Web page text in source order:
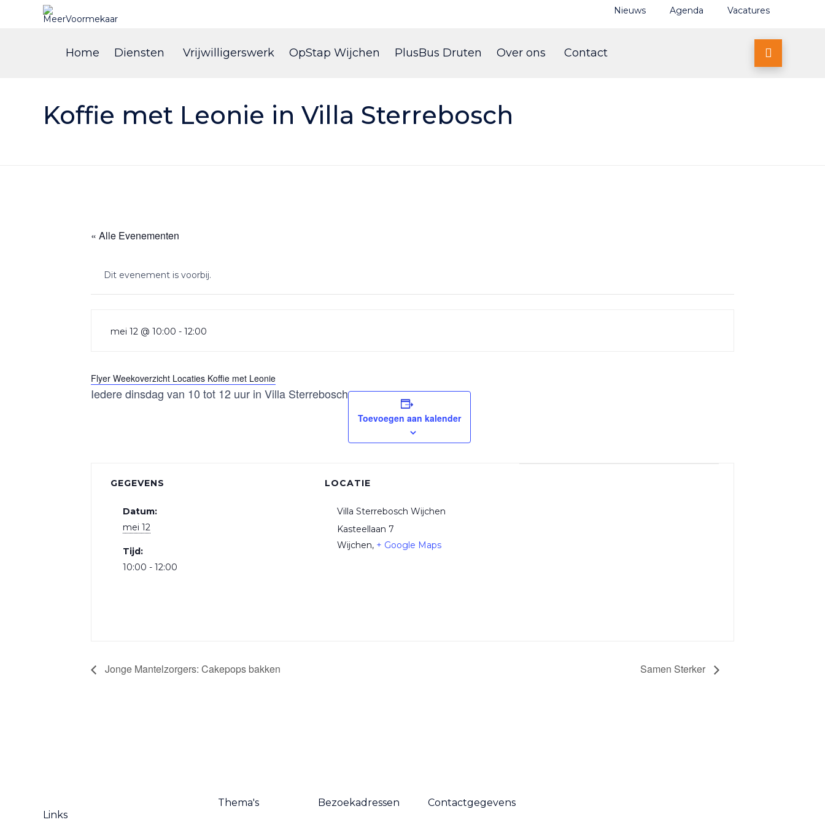
Nieuws Agenda Vacatures
to
Home Diensten Vrijwilligerswerk OpStap Wijchen PlusBus Druten Over ons Contact 
Koffie met Leonie in Villa Sterrebosch
« Alle Evenementen
Dit evenement is voorbij.
mei 12 @ 10:00 -12:00
Flyer Weekoverzicht Locaties Koffie met Leonie
Iedere dinsdag van 10 tot 12 uur in Villa Sterrebosch
Toevoegen aan kalender
GEGEVENS
Datum:
mei 12
Tijd:
10:00 - 12:00
LOCATIE
Villa Sterrebosch Wijchen
Kasteellaan 7
Wijchen, + Google Maps
Jonge Mantelzorgers: Cakepops bakken Samen Sterker
Links
Thema's Bezoekadressen Contactgegevens